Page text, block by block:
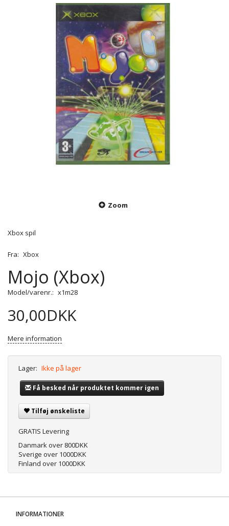
Zoom
Xbox spil
Fra: Xbox
Mojo (Xbox)
Model/varenr.: x1m28
30,00DKK
Mere information
Lager: Ikke på lager
Få besked når produktet kommer igen
Tilføj ønskeliste
GRATIS Levering
Danmark over 800DKK
Sverige over 1000DKK
Finland over 1000DKK
INFORMATIONER